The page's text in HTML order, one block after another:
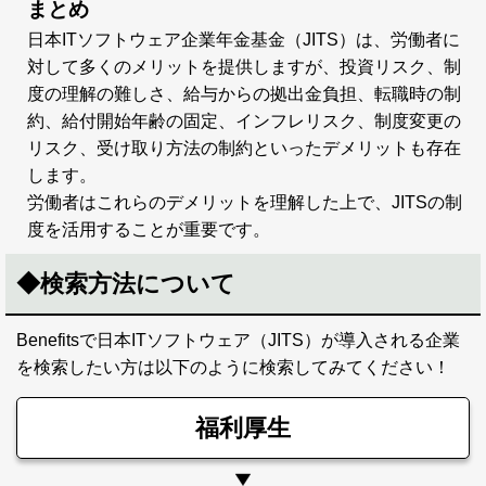
まとめ
日本ITソフトウェア企業年金基金（JITS）は、労働者に
対して多くのメリットを提供しますが、投資リスク、制
度の理解の難しさ、給与からの拠出金負担、転職時の制
約、給付開始年齢の固定、インフレリスク、制度変更の
リスク、受け取り方法の制約といったデメリットも存在
します。
労働者はこれらのデメリットを理解した上で、JITSの制
度を活用することが重要です。
◆検索方法について
Benefitsで日本ITソフトウェア（JITS）が導入される企業
を検索したい方は以下のように検索してみてください！
福利厚生